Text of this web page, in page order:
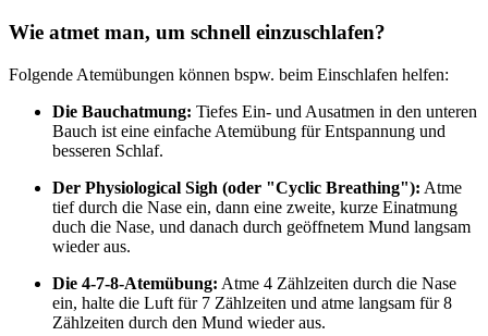
Wie atmet man, um schnell einzuschlafen?
Folgende Atemübungen können bspw. beim Einschlafen helfen:
Die Bauchatmung: Tiefes Ein- und Ausatmen in den unteren
Bauch ist eine einfache Atemübung für Entspannung und
besseren Schlaf.
Der Physiological Sigh (oder "Cyclic Breathing"): Atme
tief durch die Nase ein, dann eine zweite, kurze Einatmung
duch die Nase, und danach durch geöffnetem Mund langsam
wieder aus.
Die 4-7-8-Atemübung: Atme 4 Zählzeiten durch die Nase
ein, halte die Luft für 7 Zählzeiten und atme langsam für 8
Zählzeiten durch den Mund wieder aus.